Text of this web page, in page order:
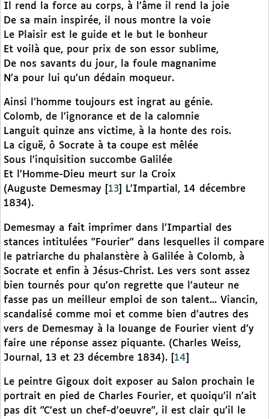
Il rend la force au corps, à l’âme il rend la joie
De sa main inspirée, il nous montre la voie
Le Plaisir est le guide et le but le bonheur
Et voilà que, pour prix de son essor sublime,
De nos savants du jour, la foule magnanime
N’a pour lui qu’un dédain moqueur.
Ainsi l’homme toujours est ingrat au génie.
Colomb, de l’ignorance et de la calomnie
Languit quinze ans victime, à la honte des rois.
La ciguë, ô Socrate à ta coupe est mêlée
Sous l’inquisition succombe Galilée
Et l’Homme-Dieu meurt sur la Croix
(Auguste Demesmay
13
L’Impartial, 14 décembre
1834).
Demesmay a fait imprimer dans l’Impartial des
stances intitulées "Fourier" dans lesquelles il compare
le patriarche du phalanstère à Galilée à Colomb, à
Socrate et enfin à Jésus-Christ. Les vers sont assez
bien tournés pour qu’on regrette que l’auteur ne
fasse pas un meilleur emploi de son talent... Viancin,
scandalisé comme moi et comme bien d’autres des
vers de Demesmay à la louange de Fourier vient d’y
faire une réponse assez piquante. (Charles Weiss,
Journal, 13 et 23 décembre 1834).
14
Le peintre Gigoux doit exposer au Salon prochain le
portrait en pied de Charles Fourier, et quoiqu’il n’ait
pas dit "C’est un chef-d’oeuvre", il est clair qu’il le